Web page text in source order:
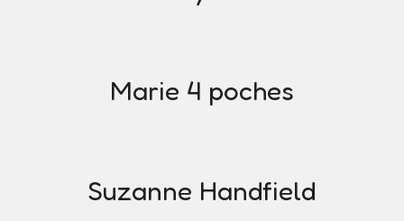
Marie 4 poches
Suzanne Handfield